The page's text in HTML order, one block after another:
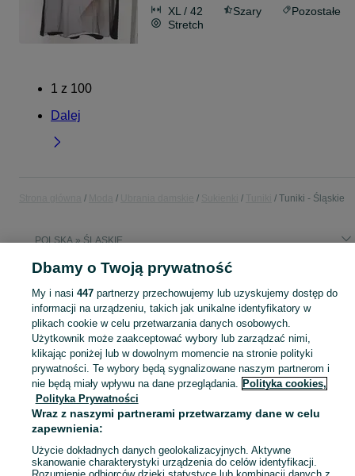
XL / 42 Szary
Pozostałe
Stretch
1 z 100
Dalej
Tuniki - Śląskie
POLSKA » ŚLĄSKIE
Szeroki wybór tunik damskich Śląskie ▶️ bawełniane, letnie, plażowe i casualowe ✅ Nowe i używane w atrakcyjnych cenach ✌ Znajdź oferty na OLX.pl!
Mapa kategorii
Mapa miejscowości
Mapa ministron
Popularne wyszukiwania
Dbamy o Twoją prywatność
My i nasi 447partnerzy przechowujemy lub uzyskujemy dostęp do
informacji na urządzeniu, takich jak unikalne identyfikatory w
plikach cookie w celu przetwarzania danych osobowych.
Użytkownik może zaakceptować wybory lub zarządzać nimi,
klikając poniżej lub w dowolnym momencie na stronie polityki
prywatności. Te wybory będą sygnalizowane naszym partnerom i
nie będą miały wpływu na dane przeglądania. Polityka cookies,
Polityka Prywatności
Wraz z naszymi partnerami przetwarzamy dane w celu
zapewnienia:
Użycie dokładnych danych geolokalizacyjnych. Aktywne
skanowanie charakterystyki urządzenia do celów identyfikacji.